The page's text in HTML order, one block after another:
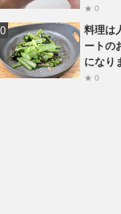
★ 0
料理は
ートの
になり
★ 0